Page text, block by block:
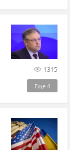
1315
Еще 4